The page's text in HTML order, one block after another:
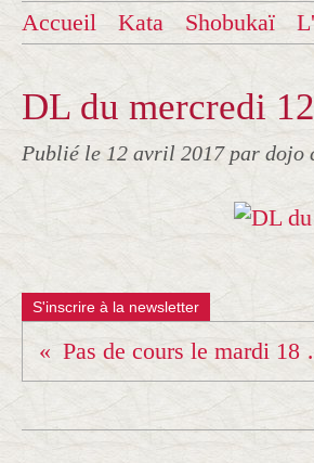
Accueil Kata Shobukaï
DL du mercredi
Publié le 12 avril 2017 par dojo
S'inscrire à la newsletter
Pas